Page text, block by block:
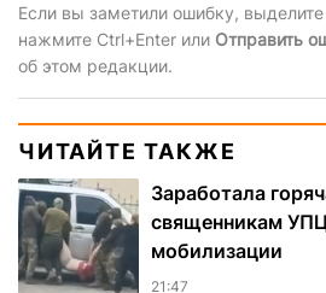
Если вы заметили ошибку,
нажмите Ctrl+Enter или Отправить
об этом редакции.
ЧИТАЙТЕ ТАКЖЕ
Заработала
священникам
мобилизации
21:47